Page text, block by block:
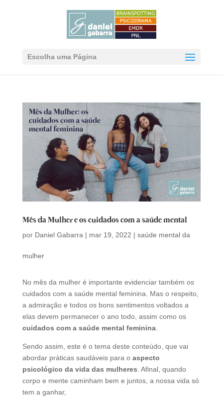
Escolha uma Página
Mês da Mulher e os cuidados com a saúde mental
por Daniel Gabarra| mar 19, 2022 | saúde mental da
mulher
No mês da mulher é importante evidenciar também os
cuidados com a saúde mental feminina. Mas o respeito,
a admiração e todos os bons sentimentos voltados a
elas devem permanecer o ano todo, assim como os
cuidados com a saúde mental feminina.
Sendo assim, este é o tema deste conteúdo, que vai
abordar práticas saudáveis para o aspecto
psicológico da vida das mulheres. Afinal, quando
corpo e mente caminham bem e juntos, a nossa vida só
tem a ganhar,